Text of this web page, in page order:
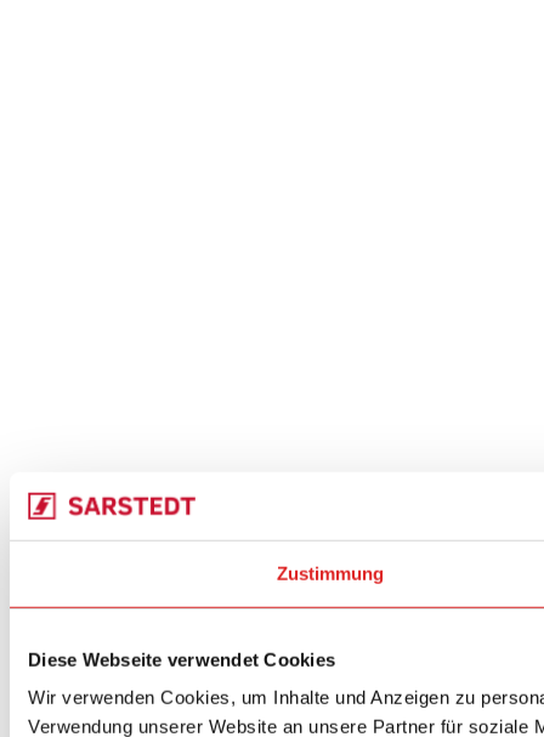
Zustimmung
Diese Webseite verwendet Cookies
Wir verwenden Cookies, um Inhalte und Anzeigen zu
Verwendung unserer Website an unsere Partner für soziale